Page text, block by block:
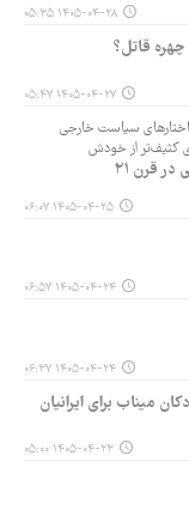
۱۴۰۵-۰۴-۲۸ ۰۵:۳۵
قاتل؟
۱۴۰۵-۰۴-۲۷ ۰۵:۴۷
سیاست خارجی
کثیف‌تر از خودش
قرن ۲۱
۱۴۰۵-۰۴-۲۵ ۰۶:۰۷
۱۴۰۵-۰۴-۲۴ ۰۶:۵۷
۱۴۰۵-۰۴-۲۴ ۰۶:۳۷
میناب برای ایرانیان
۱۴۰۵-۰۴-۲۳ ۰۵:۰۰